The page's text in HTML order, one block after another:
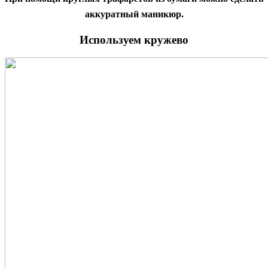
аккуратный маникюр.
Используем кружево